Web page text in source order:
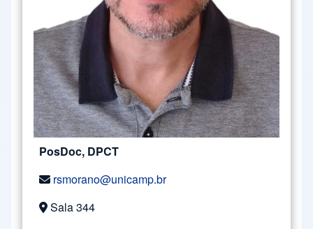
PosDoc, DPCT
rsmorano@unicamp.br
Sala 344